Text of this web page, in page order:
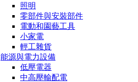
照明
零部件與安裝部件
電動和園藝工具
小家電
輕工雜貨
能源與電力設備
低壓電器
中高壓輸配電